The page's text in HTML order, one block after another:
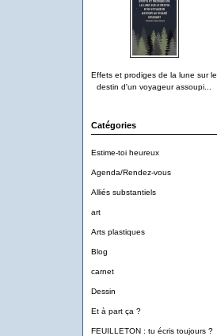
Effets et prodiges de la lune sur le
destin d'un voyageur assoupi...
Catégories
Estime-toi heureux
Agenda/Rendez-vous
Alliés substantiels
art
Arts plastiques
Blog
carnet
Dessin
Et à part ça ?
FEUILLETON : tu écris toujours ?